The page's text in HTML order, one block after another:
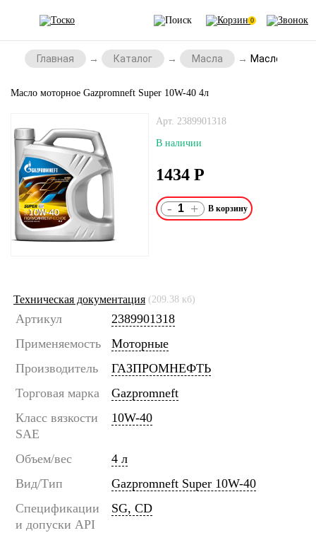
0
Главная Каталог Масла Масло
Масло моторное Gazpromneft Super 10W-40 4л
Арт. 2389901318
В наличии
1434 Р
- +
Техническая документация (209.38 кб)
Артикул
2389901318
Применяемость
Моторные
Производитель
ГАЗПРОМНЕФТЬ
Торговая марка
Gazpromneft
Класс вязкости
SAE
10W-40
Объем/вес
4 л
Вид/Тип
Gazpromneft Super 10W-40
Спецификации
и допуски API
SG, CD